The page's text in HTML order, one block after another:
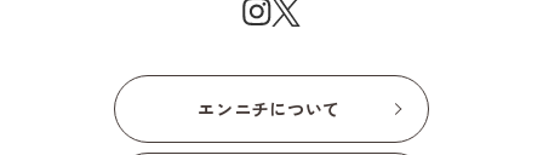
エンニチについて